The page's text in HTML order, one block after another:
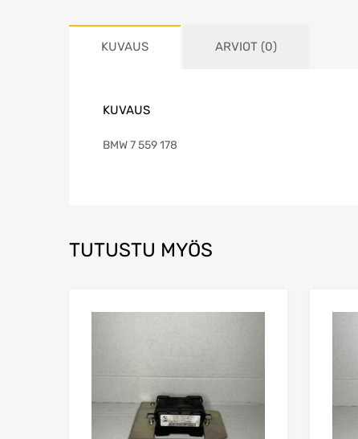
KUVAUS ARVIOT (0)
KUVAUS
BMW 7 559 178
TUTUSTU MYÖS